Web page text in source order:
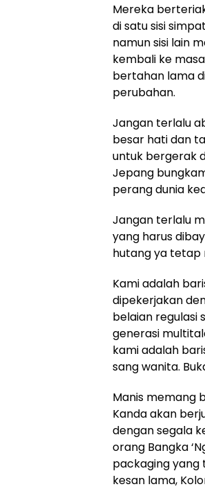
Mereka
di satu sisi
namun sisi lain
kembali ke
bertahan lama
perubahan.
Jangan terlalu
besar hati dan
untuk bergerak
Jepang
perang dunia
Jangan terlalu
yang harus
hutang ya tetap
Kami adalah
dipekerjakan
belaian regulasi
generasi
kami adalah
sang wanita.
Manis memang
Kanda akan
dengan segala
orang Bangka
packaging yang
kesan lama,